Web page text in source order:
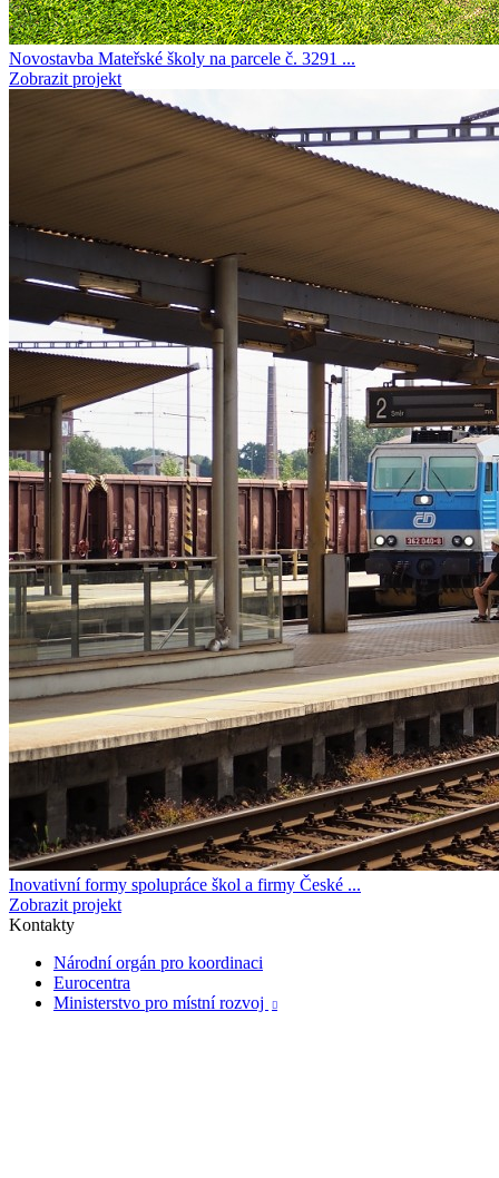
Novostavba Mateřské školy na parcele č. 3291 ...
Zobrazit projekt
Inovativní formy spolupráce škol a firmy České ...
Zobrazit projekt
Kontakty
Národní orgán pro koordinaci
Eurocentra
Ministerstvo pro místní rozvoj
